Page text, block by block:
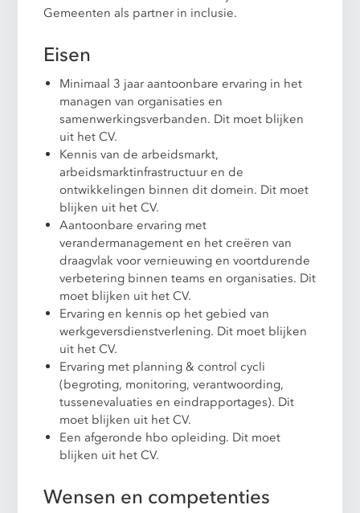
Gemeenten als partner in inclusie.
Eisen
Minimaal 3 jaar aantoonbare ervaring in het
managen van organisaties en
samenwerkingsverbanden. Dit moet blijken
uit het CV.
Kennis van de arbeidsmarkt,
arbeidsmarktinfrastructuur en de
ontwikkelingen binnen dit domein. Dit moet
blijken uit het CV.
Aantoonbare ervaring met
verandermanagement en het creëren van
draagvlak voor vernieuwing en voortdurende
verbetering binnen teams en organisaties. Dit
moet blijken uit het CV.
Ervaring en kennis op het gebied van
werkgeversdienstverlening. Dit moet blijken
uit het CV.
Ervaring met planning & control cycli
(begroting, monitoring, verantwoording,
tussenevaluaties en eindrapportages). Dit
moet blijken uit het CV.
Een afgeronde hbo opleiding. Dit moet
blijken uit het CV.
Wensen en competenties